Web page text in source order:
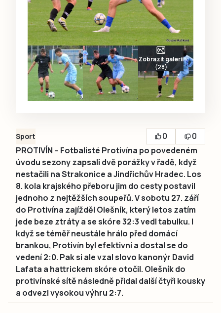
Zobrazit galerii
(28)
Sport 0
0
PROTIVÍN – Fotbalisté Protivína po povedeném
úvodu sezony zapsali dvě porážky v řadě, když
nestačili na Strakonice a Jindřichův Hradec. Los
8. kola krajského přeboru jim do cesty postavil
jednoho z nejtěžších soupeřů. V sobotu 27. září
do Protivína zajížděl Olešník, který letos zatím
jede beze ztráty a se skóre 32:3 vedl tabulku. I
když se téměř neustále hrálo před domácí
brankou, Protivín byl efektivní a dostal se do
vedení 2:0. Pak si ale vzal slovo kanonýr David
Lafata a hattrickem skóre otočil. Olešník do
protivínské sítě následně přidal další čtyři kousky
a odvezl vysokou výhru 2:7.